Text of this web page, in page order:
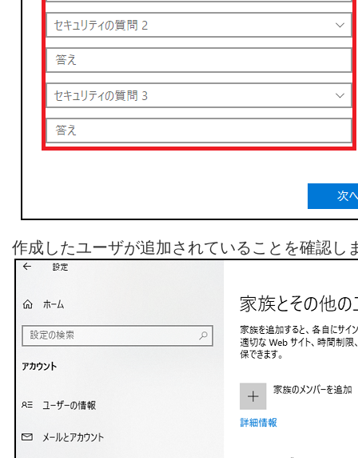
作成したユーザが追加されていることを確認し